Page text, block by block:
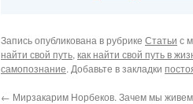
Запись опубликована в рубрике Статьи с
найти свой путь, как найти свой путь в
самопознание. Добавьте в закладки
← Мирзакарим Норбеков. Зачем мы живем